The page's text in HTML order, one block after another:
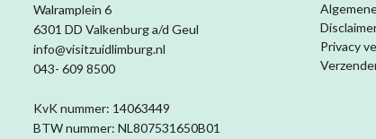
Walramplein 6
6301 DD Valkenburg a/d Geul
info@visitzuidlimburg.nl
043- 609 8500
KvK nummer: 14063449
BTW nummer: NL807531650B01
Privacy